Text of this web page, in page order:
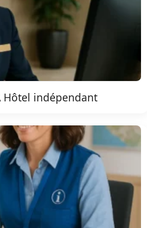
Hôtel indépendant